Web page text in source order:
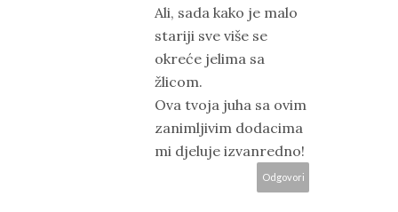
Ali, sada kako je malo
stariji sve više se
okreće jelima sa
žlicom.
Ova tvoja juha sa ovim
zanimljivim dodacima
mi djeluje izvanredno!
Odgovori